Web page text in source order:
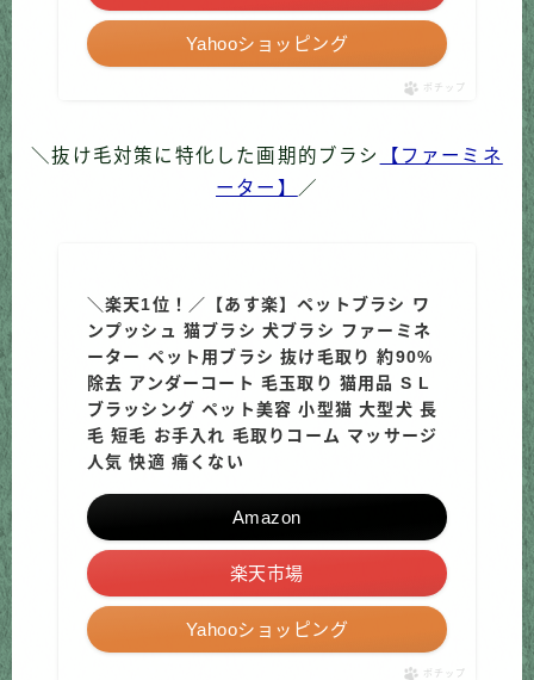
Yahooショッピング
ポチップ
＼抜け毛対策に特化した画期的ブラシ
【ファーミネ
ーター】
／
＼楽天1位！／【あす楽】ペットブラシ ワ
ンプッシュ 猫ブラシ 犬ブラシ ファーミネ
ーター ペット用ブラシ 抜け毛取り 約90%
除去 アンダーコート 毛玉取り 猫用品 S L
ブラッシング ペット美容 小型猫 大型犬 長
毛 短毛 お手入れ 毛取りコーム マッサージ
人気 快適 痛くない
Amazon
楽天市場
Yahooショッピング
ポチップ